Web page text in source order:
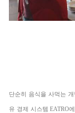
단순히 음식을 사먹는
유 경제 시스템 EATRO